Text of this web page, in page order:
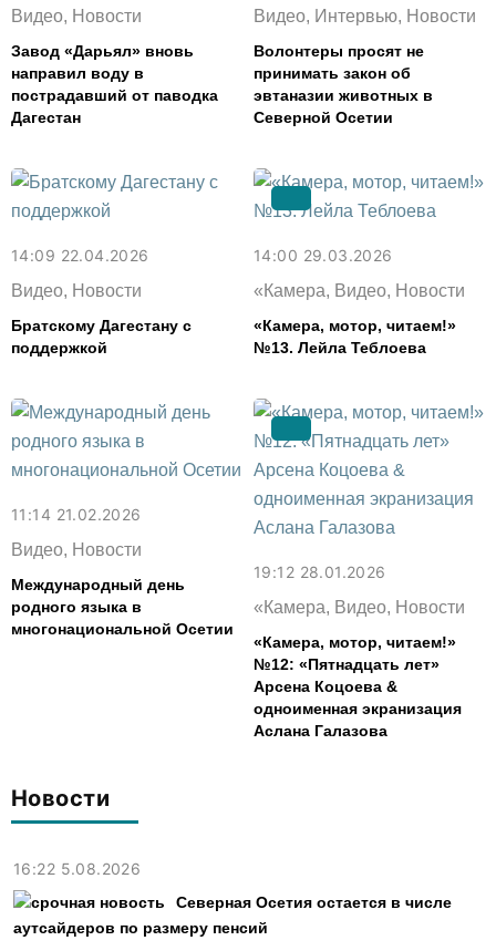
Новости
16:22 5.08.2026
Северная Осетия остается в числе
аутсайдеров по размеру пенсий
Видео, Новости
Завод «Дарьял» вновь
направил воду в
пострадавший от паводка
Дагестан
Видео, Интервью, Новости
Волонтеры просят не
принимать закон об
эвтаназии животных в
Северной Осетии
14:09 22.04.2026
Видео, Новости
Братскому Дагестану с
поддержкой
14:00 29.03.2026
«Камера, Видео, Новости
«Камера, мотор, читаем!»
№13. Лейла Теблоева
11:14 21.02.2026
Видео, Новости
Международный день
родного языка в
многонациональной Осетии
19:12 28.01.2026
«Камера, Видео, Новости
«Камера, мотор, читаем!»
№12: «Пятнадцать лет»
Арсена Коцоева &
одноименная экранизация
Аслана Галазова